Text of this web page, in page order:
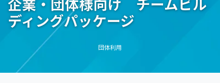
ディングパッケージ
団体利用